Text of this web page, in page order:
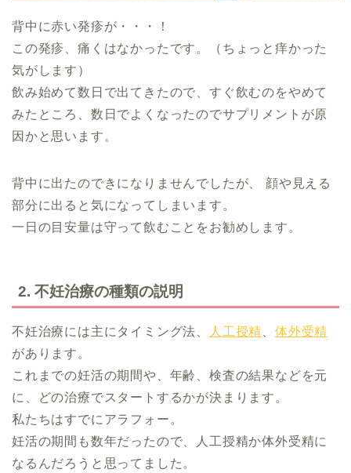
背中に赤い発疹が・・・！
この発疹、痛くはなかったです。（ちょっと痒かった
気がします）
飲み始めて数日で出てきたので、すぐ飲むのをやめて
みたところ、数日でよくなったのでサプリメントが原
因かと思います。
背中に出たのできになりませんでしたが、 顔や見える
部分に出ると気になってしまいます。
一日の目安量は守って飲むことをお勧めします。
2. 不妊治療の種類の説明
不妊治療には主にタイミング法、 人工授精 、体外受精
があります。
これまでの妊活の期間や、年齢、検査の結果などを元
に、どの治療でスタートするかが決まります。
私たちはすでにアラフォー。
妊活の期間も数年だったので、人工授精か体外受精に
なるんだろうと思ってました。